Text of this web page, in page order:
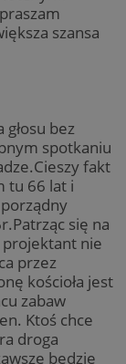
szansa
bez
spotkaniu
fakt
tu 66 lat i
się na
projektant nie
przez
kościoła jest
zabaw
Ktoś chce
droga
będzie